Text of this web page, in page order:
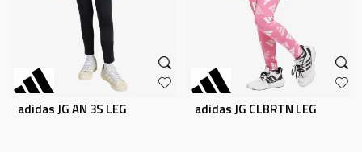
adidas JG AN 3S LEG adidas JG CLBRTN LEG